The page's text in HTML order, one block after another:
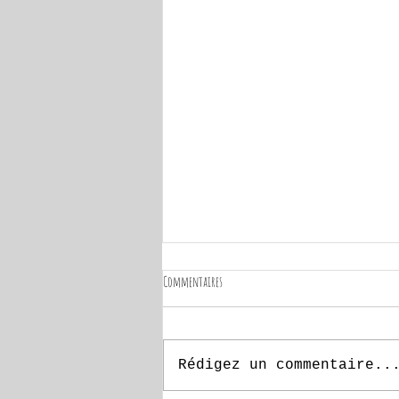
Commentaires
Rédigez un commentaire...